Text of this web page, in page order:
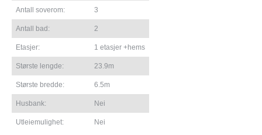
Antall soverom: 3
Antall bad: 2
Etasjer: 1 etasjer +hems
Største lengde: 23.9m
Største bredde: 6.5m
Husbank: Nei
Utleiemulighet: Nei